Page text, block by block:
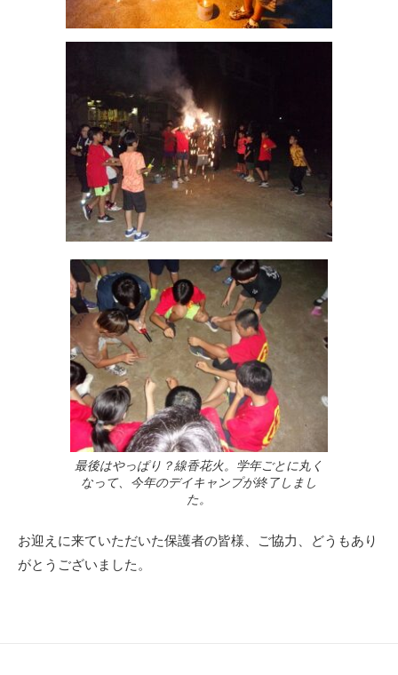
最後はやっぱり？線香花火。学年ごとに丸く
なって、今年のデイキャンプが終了しまし
た。
お迎えに来ていただいた保護者の皆様、ご協力、どうもあり
がとうございました。